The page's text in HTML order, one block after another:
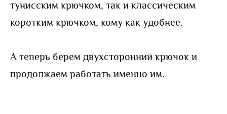
тунисским крючком, так и классическим
коротким крючком, кому как удобнее.
А теперь берем двухсторонний крючок и
продолжаем работать именно им.